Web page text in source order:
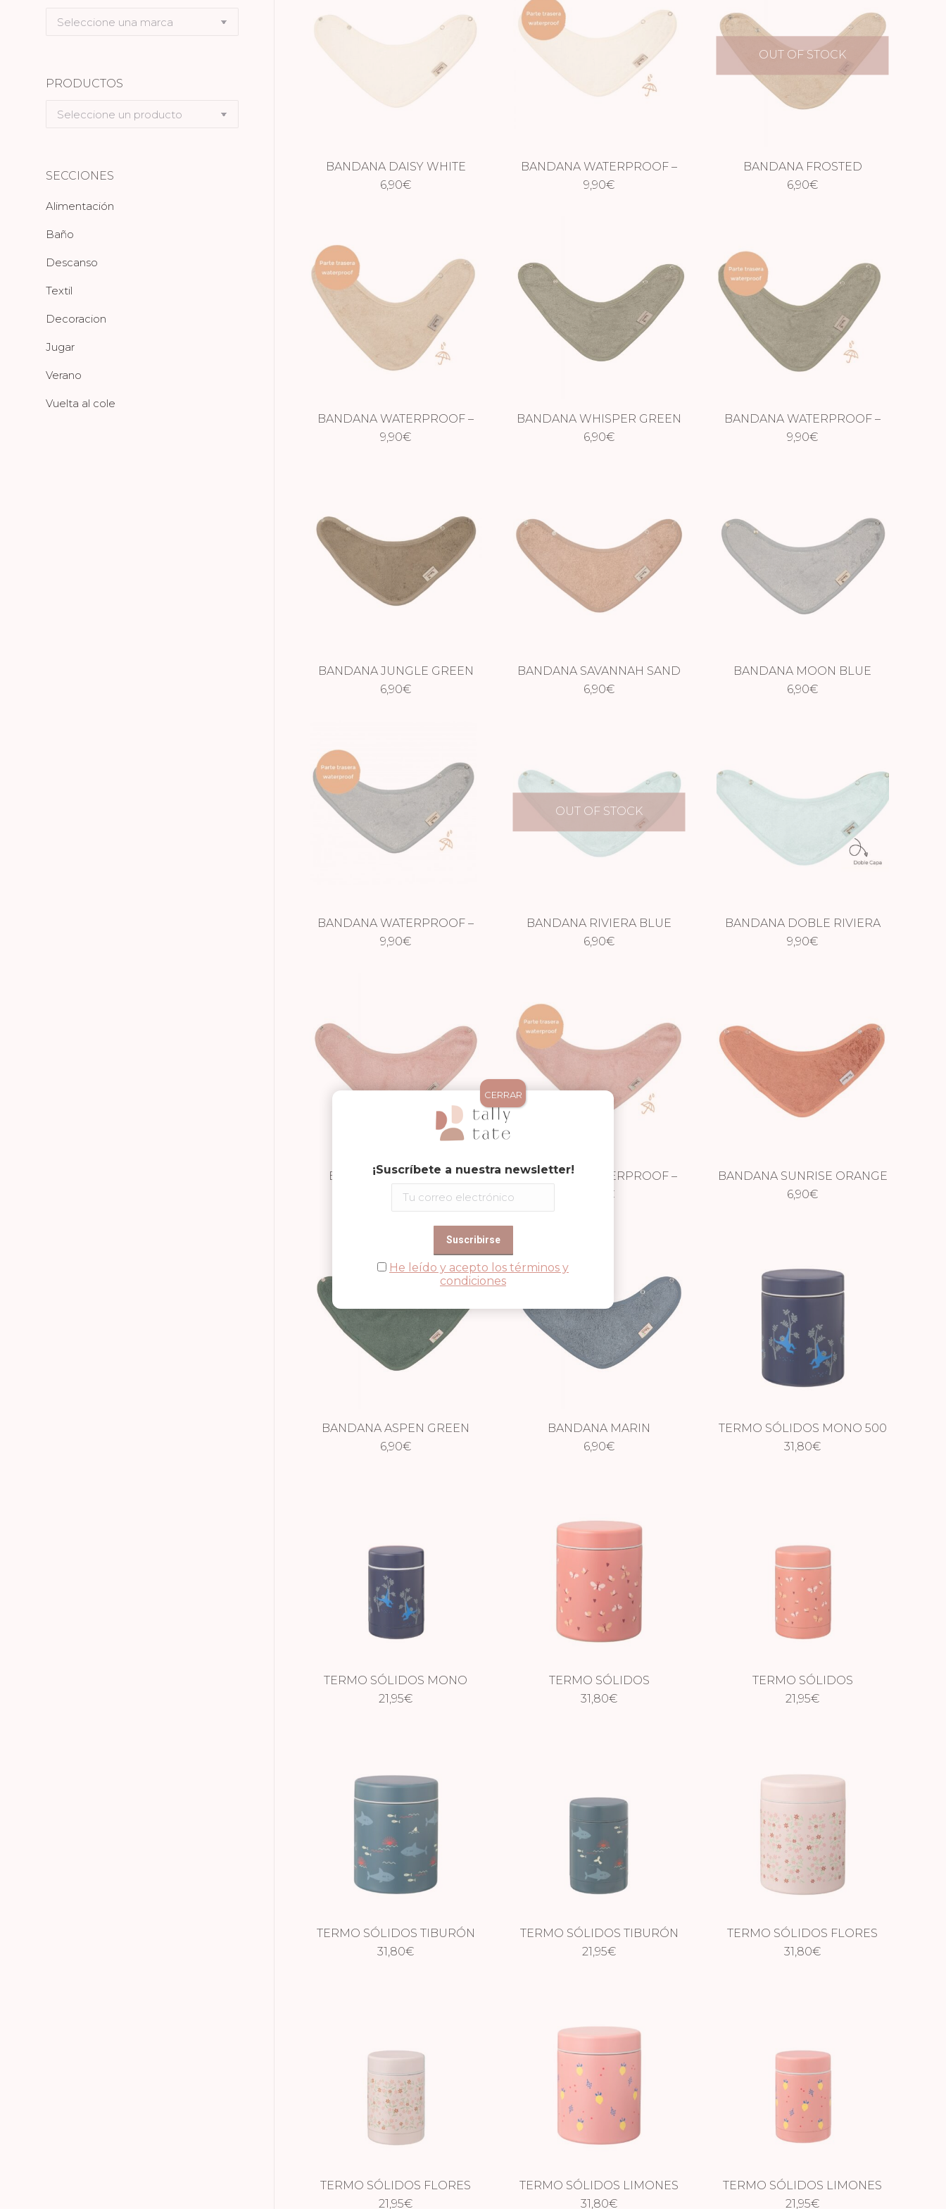
BANDANA DAISY WHITE
6,90€
BANDANA WATERPROOF –
DAISY WHITE
9,90€
OUT OF STOCK
BANDANA FROSTED
ALMOND
6,90€
BANDANA WATERPROOF –
FROSTED ALMOND
9,90€
BANDANA WHISPER GREEN
6,90€
BANDANA WATERPROOF –
WHISPER GREEN
9,90€
BANDANA JUNGLE GREEN
6,90€
BANDANA SAVANNAH SAND
6,90€
BANDANA MOON BLUE
6,90€
BANDANA WATERPROOF –
MOON BLUE
9,90€
OUT OF STOCK
BANDANA RIVIERA BLUE
6,90€
BANDANA DOBLE RIVIERA
BLUE
9,90€
BANDANA MISTY ROSE
€
BANDANA WATERPROOF –
MISTY ROSE
€
BANDANA SUNRISE ORANGE
6,90€
BANDANA ASPEN GREEN
6,90€
BANDANA MARIN
6,90€
TERMO SÓLIDOS MONO 500
ML
31,80€
TERMO SÓLIDOS MONO
21,95€
TERMO SÓLIDOS
MARIPOSAS 500 ML
31,80€
TERMO SÓLIDOS
MARIPOSAS
21,95€
TERMO SÓLIDOS TIBURÓN
500 ML
31,80€
TERMO SÓLIDOS TIBURÓN
21,95€
TERMO SÓLIDOS FLORES
500 ML
31,80€
TERMO SÓLIDOS FLORES
21,95€
TERMO SÓLIDOS LIMONES
500 ML
31,80€
TERMO SÓLIDOS LIMONES
21,95€
Seleccione
PRODUCTOS
Seleccione
SECCIONES
Alimentación
Baño
Descanso
Textil
Decoracion
Jugar
Verano
Vuelta al cole
¡Suscríbete a nuestra newsletter!
He leído y acepto los términos y
condiciones
CERRAR